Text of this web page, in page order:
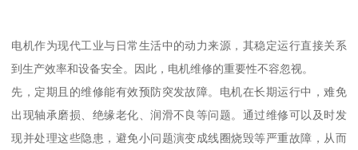
电机作为现代工业与日常生活中的动力来源，其稳定运行直接关系
到生产效率和设备安全。因此，电机维修的重要性不容忽视。
先，定期且的维修能有效预防突发故障。电机在长期运行中，难免
出现轴承磨损、绝缘老化、润滑不良等问题。通过维修可以及时发
现并处理这些隐患，避免小问题演变成线圈烧毁等严重故障，从而